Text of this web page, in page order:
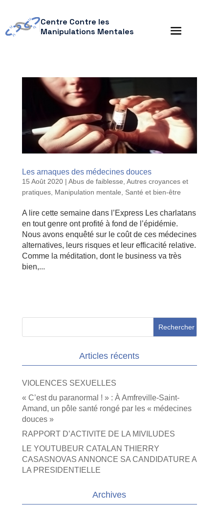
Centre Contre les
Manipulations Mentales
Les arnaques des médecines douces
15 Août 2020| Abus de faiblesse Autres croyances et
pratiques, Manipulation mentale Santé et bien-être
A lire cette semaine dans l’Express Les charlatans
en tout genre ont profité à fond de l’épidémie.
Nous avons enquêté sur le coût de ces médecines
alternatives, leurs risques et leur efficacité relative.
Comme la méditation, dont le business va très
bien,...
Articles récents
VIOLENCES SEXUELLES
« C’est du paranormal ! » : À Amfreville-Saint-
Amand, un pôle santé rongé par les « médecines
douces »
RAPPORT D’ACTIVITE DE LA MIVILUDES
LE YOUTUBEUR CATALAN THIERRY
CASASNOVAS ANNONCE SA CANDIDATURE A
LA PRESIDENTIELLE
Archives